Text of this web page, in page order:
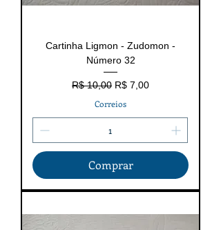
Cartinha Ligmon - Zudomon -
Número 32
Preço normal
R$ 10,00 Preço promocional
R$ 7,00
Correios
Comprar